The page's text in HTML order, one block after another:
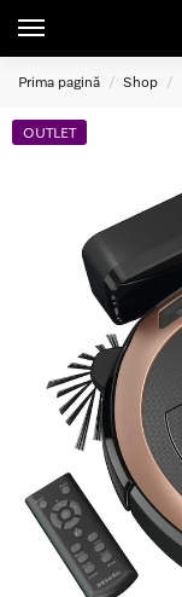
Prima pagină / Shop /
OUTLET